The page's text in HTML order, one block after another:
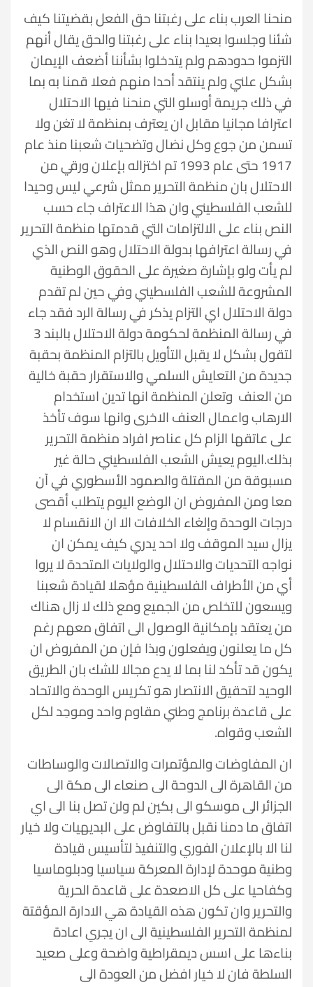
منحنا العرب بناء على رغبتنا حق الفعل بقضيتنا كيف
شئنا وجلسوا بعيدا بناء على رغبتنا والحق يقال أنهم
التزموا حدودهم ولم يتدخلوا بشأننا أضعف الإيمان
بشكل علني ولم ينتقد أحدا منهم فعلا قمنا به بما
في ذلك جريمة أوسلو التي منحنا فيها الاحتلال
اعترافا مجانيا مقابل ان يعترف بمنظمة لا تغن ولا
تسمن من جوع وكل نضال وتضحيات شعبنا منذ عام
1917 حتى عام 1993 تم اختزاله بإعلان ورقي من
الاحتلال بان منظمة التحرير ممثل شرعي ليس وحيدا
للشعب الفلسطيني وان هذا الاعتراف جاء حسب
النص بناء على الالتزامات التي قدمتها منظمة التحرير
في رسالة اعترافها بدولة الاحتلال وهو النص الذي
لم يأت ولو بإشارة صغيرة على الحقوق الوطنية
المشروعة للشعب الفلسطيني وفي حين لم تقدم
دولة الاحتلال اي التزام يذكر في رسالة الرد فقد جاء
في رسالة المنظمة لحكومة دولة الاحتلال بالبند 3
لتقول بشكل لا يقبل التأويل بالتزام المنظمة بحقبة
جديدة من التعايش السلمي والاستقرار حقبة خالية
من العنف وتعلن المنظمة انها تدين استخدام
الارهاب واعمال العنف الاخرى وانها سوف تأخذ
على عاتقها الزام كل عناصر افراد منظمة التحرير
بذلك.اليوم يعيش الشعب الفلسطيني حالة غير
مسبوقة من المقتلة والصمود الأسطوري في آن
معا ومن المفروض ان الوضع اليوم يتطلب أقصى
درجات الوحدة وإلغاء الخلافات الا ان الانقسام لا
يزال سيد الموقف ولا احد يدري كيف يمكن ان
نواجه التحديات والاحتلال والولايات المتحدة لا يروا
أي من الأطراف الفلسطينية مؤهلا لقيادة شعبنا
ويسعون للتخلص من الجميع ومع ذلك لا زال هناك
من يعتقد بإمكانية الوصول الى اتفاق معهم رغم
كل ما يعلنون ويفعلون وبذا فإن من المفروض ان
يكون قد تأكد لنا بما لا يدع مجالا للشك بان الطريق
الوحيد لتحقيق الانتصار هو تكريس الوحدة والاتحاد
على قاعدة برنامج وطني مقاوم واحد وموحِد لكل
الشعب وقواه.
ان المفاوضات والمؤتمرات والاتصالات والوساطات
من القاهرة الى الدوحة الى صنعاء الى مكة الى
الجزائر الى موسكو الى بكين لم ولن تصل بنا الى اي
اتفاق ما دمنا نقبل بالتفاوض على البديهيات ولا خيار
لنا الا بالإعلان الفوري والتنفيذ لتأسيس قيادة
وطنية موحدة لإدارة المعركة سياسيا ودبلوماسيا
وكفاحيا على كل الاصعدة على قاعدة الحرية
والتحرير وان تكون هذه القيادة هي الادارة المؤقتة
لمنظمة التحرير الفلسطينية الى ان يجري اعادة
بناءها على اسس ديمقراطية واضحة وعلى صعيد
السلطة فان لا خيار افضل من العودة الى